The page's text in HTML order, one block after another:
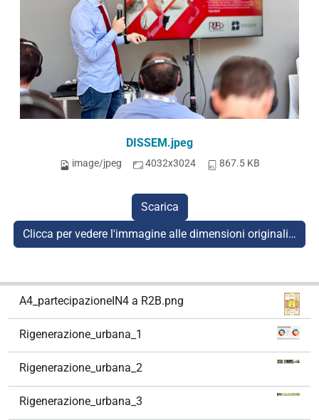
DISSEM.jpeg
image/jpeg 4032x3024 867.5 KB
Scarica
Clicca per vedere l'immagine alle dimensioni originali…
A4_partecipazioneIN4 a R2B.png
Rigenerazione_urbana_1
Rigenerazione_urbana_2
Rigenerazione_urbana_3